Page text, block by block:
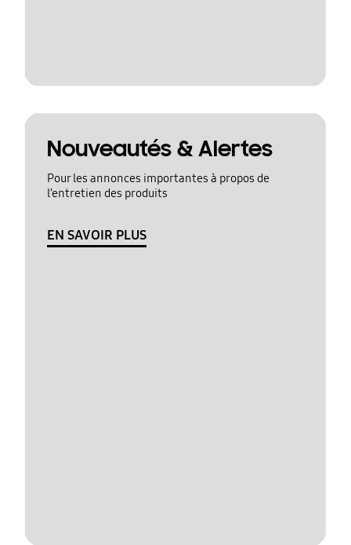
Nouveautés & Alertes
Pour les annonces importantes à propos de
l’entretien des produits
EN SAVOIR PLUS